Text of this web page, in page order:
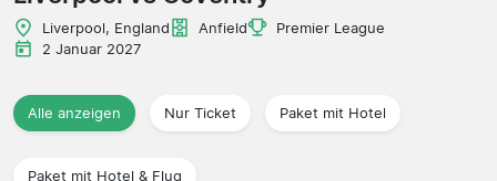
Ligen
Liverpool, England Anfield
Premier League
2 Januar 2027
Alle anzeigen Nur Ticket Paket mit Hotel
Paket mit Hotel & Flug